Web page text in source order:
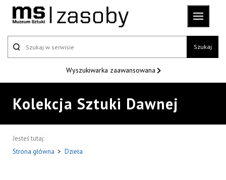
Szukaj
Wyszukiwarka zaawansowana
Kolekcja Sztuki Dawnej
Jesteś tutaj:
Strona główna > Dzieła